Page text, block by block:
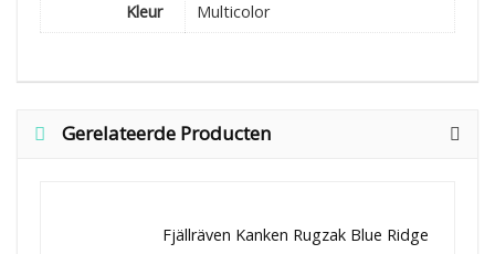
Kleur Multicolor
Gerelateerde Producten
Fjällräven Kanken Rugzak Blue Ridge